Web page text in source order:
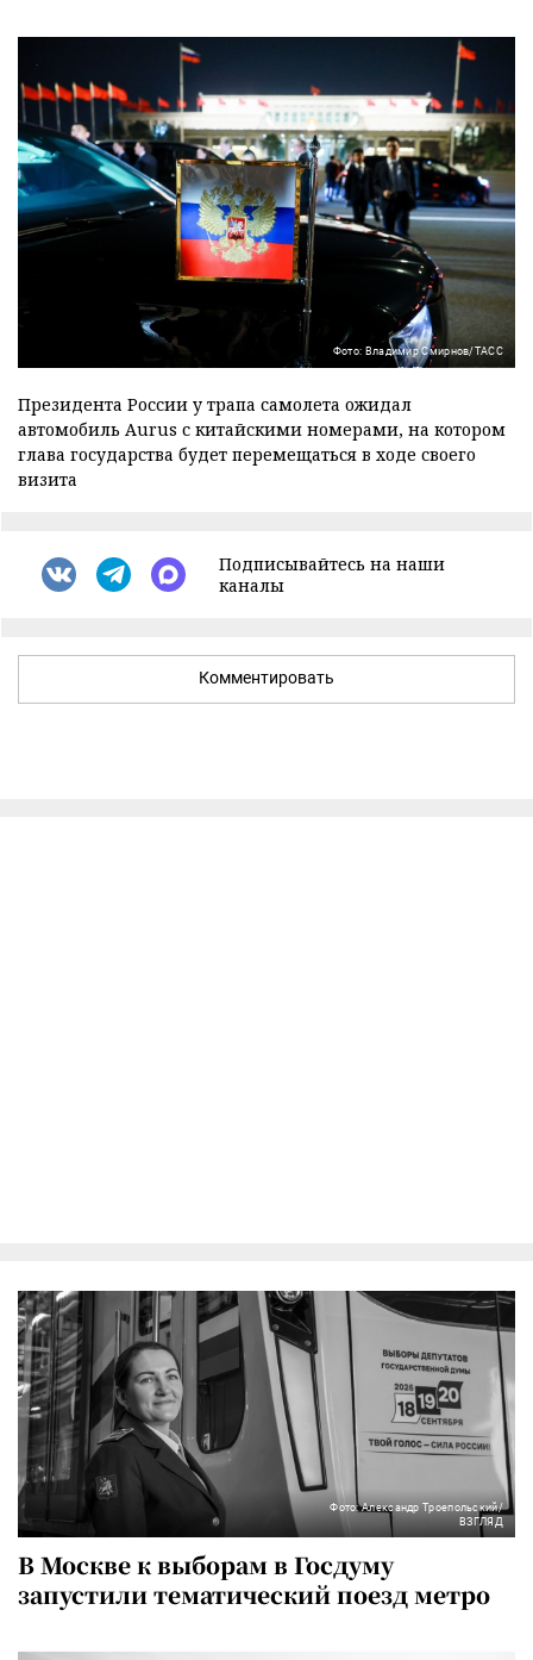
Фото: Владимир Смирнов/ТАСС
Президента России у трапа самолета ожидал
автомобиль Aurus с китайскими номерами, на котором
глава государства будет перемещаться в ходе своего
визита
Подписывайтесь на наши
каналы
Комментировать
Фото: Александр Троепольский/
ВЗГЛЯД
В Москве к выборам в Госдуму
запустили тематический поезд метро